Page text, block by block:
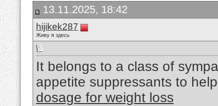
13.11.2025, 18:42
hijikek287
Живу я здесь
It belongs to a class of
appetite suppressants to
dosage for weight loss